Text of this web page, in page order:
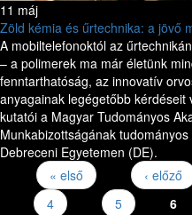
11 máj
Zöld kémia és űrtechnika: a jövő
A mobiltelefonoktól az
– a polimerek ma már életünk
fenntarthatóság, az innovatív
anyagainak legégetőbb
kutatói a Magyar Tudományos
Munkabizottságának
Debreceni Egyetemen (DE).
Oldalak
« első ‹ előző
4
5 6